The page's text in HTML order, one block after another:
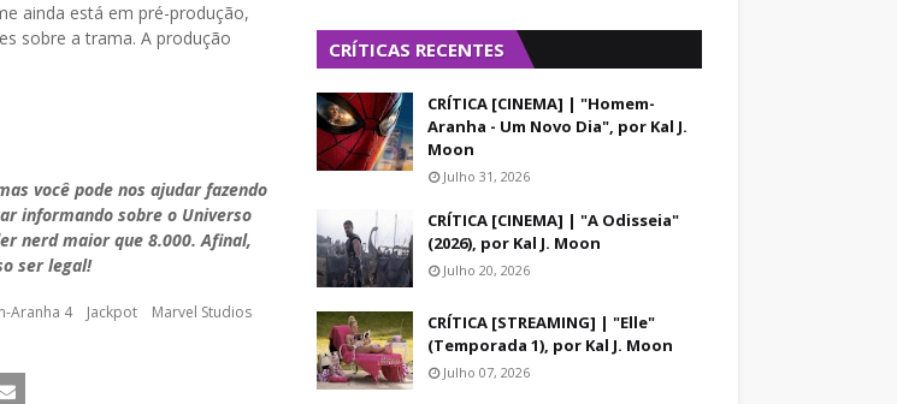
ainda está em pré-produção,
sobre a trama. A produção
você pode nos ajudar fazendo
informando sobre o Universo
nerd maior que 8.000. Afinal,
ser legal!
Aranha 4 Jackpot
Marvel Studios
CRÍTICAS RECENTES
CRÍTICA [CINEMA] | "Homem-
Aranha - Um Novo Dia", por Kal J.
Moon
Julho 31, 2026
CRÍTICA [CINEMA] | "A Odisseia"
(2026), por Kal J. Moon
Julho 20, 2026
CRÍTICA [STREAMING] | "Elle"
(Temporada 1), por Kal J. Moon
Julho 07, 2026